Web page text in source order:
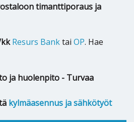
timanttiporaus ja
Resurs Banktai OP. Hae
ja huolenpito - Turvaa
kylmäasennus ja sähkötyöt